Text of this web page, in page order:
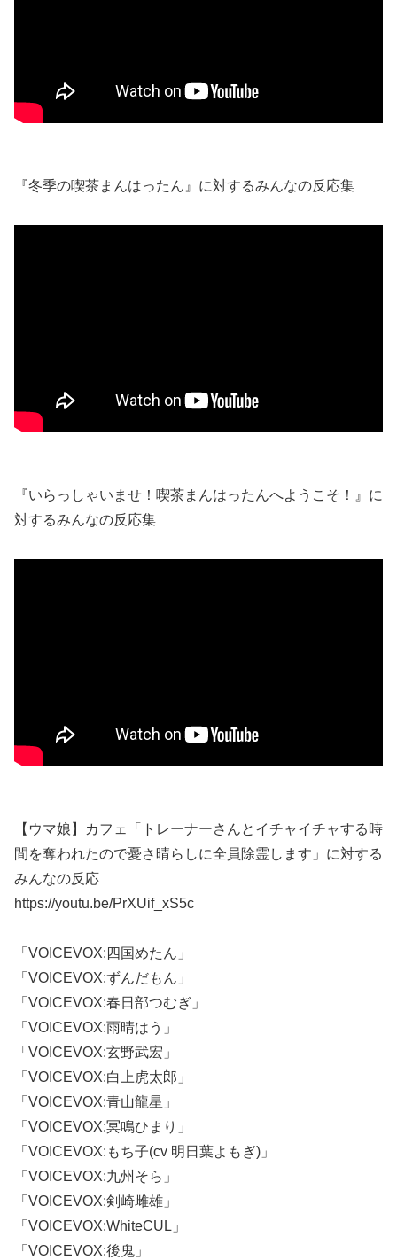
『冬季の喫茶まんはったん』に対するみんなの反応集
『いらっしゃいませ！喫茶まんはったんへようこそ！』に
対するみんなの反応集
【ウマ娘】カフェ「トレーナーさんとイチャイチャする時
間を奪われたので憂さ晴らしに全員除霊します」に対する
みんなの反応
https://youtu.be/PrXUif_xS5c
「VOICEVOX:四国めたん」
「VOICEVOX:ずんだもん」
「VOICEVOX:春日部つむぎ」
「VOICEVOX:雨晴はう」
「VOICEVOX:玄野武宏」
「VOICEVOX:白上虎太郎」
「VOICEVOX:青山龍星」
「VOICEVOX:冥鳴ひまり」
「VOICEVOX:もち子(cv 明日葉よもぎ)」
「VOICEVOX:九州そら」
「VOICEVOX:剣崎雌雄」
「VOICEVOX:WhiteCUL」
「VOICEVOX:後鬼」